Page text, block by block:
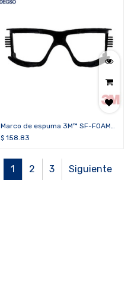
Marco de espuma 3M™ SF-FOAM
para gafa 3M™ SecureFit™ 400 y
$ 158.83
1 2 3 Siguiente